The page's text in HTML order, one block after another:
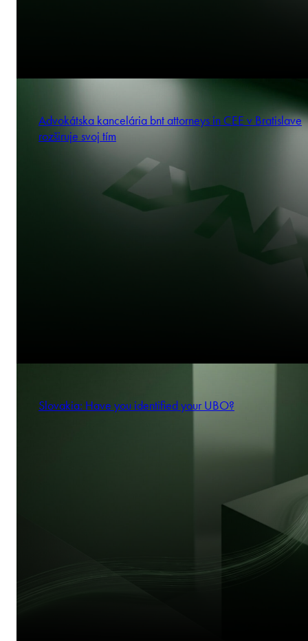
Advokátska kancelária bnt attorneys in CEE v Bratislave
rozširuje svoj tím
Slovakia: Have you identified your UBO?